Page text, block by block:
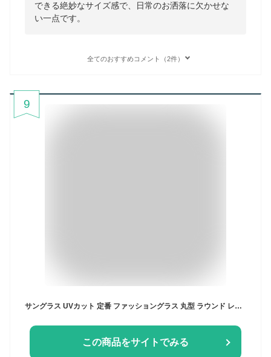
できる絶妙なサイズ感で、日常のお洒落に欠かせな
い一点です。
全てのおすすめコメント（2件）
9
サングラス UVカット 定番 ファッショングラス 丸型 ラウンド レディース メンズ おしゃれ かわいい UV99%カット 紫外線カット カラーレンズ ライトカラー クリアレンズ UV対策 紫外線対策 細フレーム 金ブチ 銀ブ
この商品をサイトでみる